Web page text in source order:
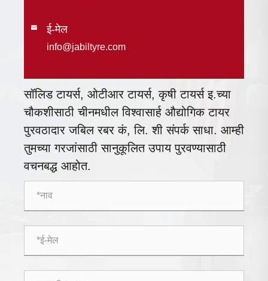
 ई-मेल
info@jabiltyre.com
सॉलिड टायर्स, ओटीआर टायर्स, कृषी टायर्स इ.च्या
चौकशीसाठी चीनमधील विश्वासार्ह औद्योगिक टायर
पुरवठादार जबिल रबर कं, लि. शी संपर्क साधा. आम्ही
तुमच्या गरजांसाठी सानुकूलित उपाय पुरवण्यासाठी
वचनबद्ध आहोत.